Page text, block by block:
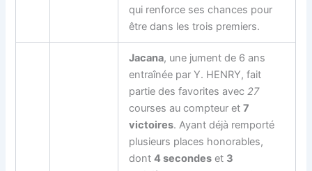
qui renforce ses chances pour
être dans les trois premiers.
Jacana, une jument de 6 ans
entraînée par Y. HENRY, fait
partie des favorites avec27
courses au compteur et7
victoires. Ayant déjà remporté
plusieurs places honorables,
dont4 secondes et 3